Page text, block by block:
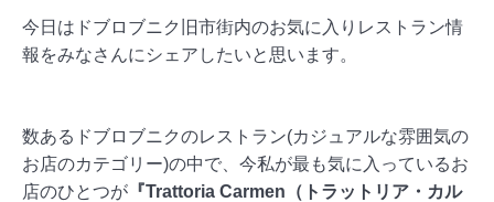
今日はドブロブニク旧市街内のお気に入りレストラン情
報をみなさ んにシェアしたいと思います。
数あるドブロブニクのレストラン(⁠カジュアルな雰囲気の
お店のカテゴリー)の中で、 今私が最も気に入っているお
店のひとつが 『Trattoria Carmen（トラットリア・カル